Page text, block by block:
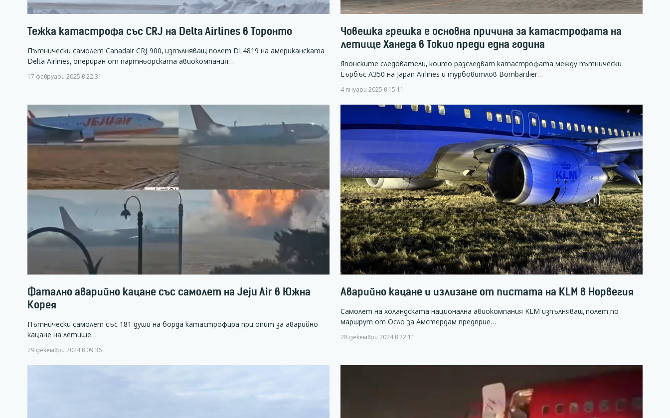
Тежка катастрофа със CRJ на Delta Airlines в Торонто
Пътнически самолет Canadair CRJ-900, изпълняващ полет DL4819 на американската
Delta Airlines, опериран от партньорската авиокомпания…
17 февруари 2025 в 22:31
Човешка грешка е основна причина за катастрофата на
летище Ханеда в Токио преди една година
Японските следователи, които разследват катастрофата между пътнически
Еърбъс А350 на Japan Airlines и турбовитлов Bombardier…
4 януари 2025 в 15:11
Фатално аварийно кацане със самолет на Jeju Air в Южна
Корея
Пътнически самолет със 181 души на борда катастрофира при опит за аварийно
кацане на летище…
29 декември 2024 в 09:36
Аварийно кацане и излизане от пистата на KLM в Норвегия
Самолет на холандската национална авиокомпания KLM изпълняващ полет по
маршрут от Осло за Амстердам предприе…
28 декември 2024 в 22:11